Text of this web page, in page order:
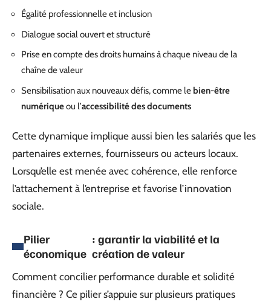
Égalité professionnelle et inclusion
Dialogue social ouvert et structuré
Prise en compte des droits humains à chaque niveau de la
chaîne de valeur
Sensibilisation aux nouveaux défis, comme le bien-être
numériqueou l’accessibilité des documents
Cette dynamique implique aussi bien les salariés que les
partenaires externes, fournisseurs ou acteurs locaux.
Lorsqu’elle est menée avec cohérence, elle renforce
l’attachement à l’entreprise et favorise l’innovation
sociale.
Pilier
économique
: garantir la viabilité et la
création de valeur
Comment concilier performance durable et solidité
financière ? Ce pilier s’appuie sur plusieurs pratiques